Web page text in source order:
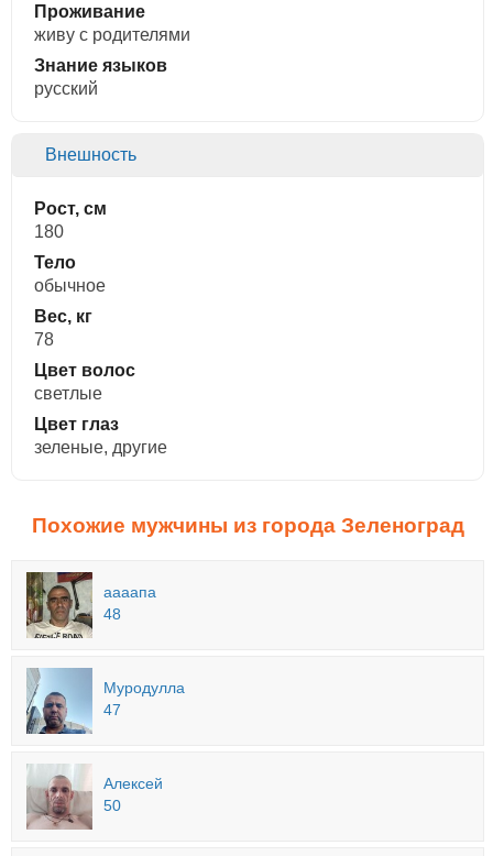
Проживание
живу с родителями
Знание языков
русский
Внешность
Рост, см
180
Тело
обычное
Вес, кг
78
Цвет волос
светлые
Цвет глаз
зеленые, другие
Похожие мужчины из города Зеленоград
аааапа
48
Муродулла
47
Алексей
50